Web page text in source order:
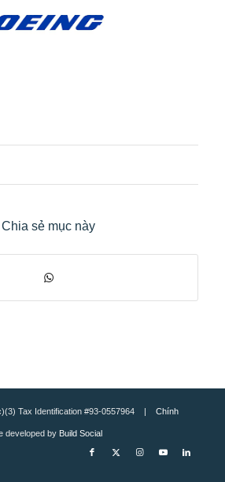
Chia sẻ mục này
Tax Identification #93-0557964 | Chính
by Build Social